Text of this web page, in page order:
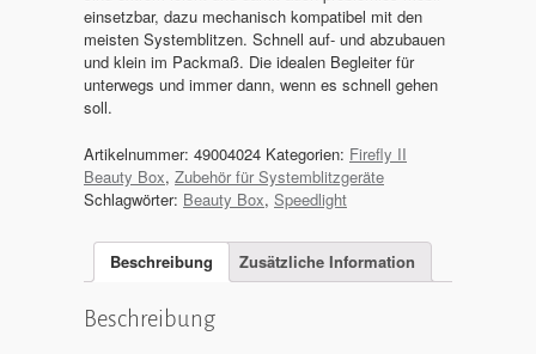
einsetzbar, dazu mechanisch kompatibel mit den
meisten Systemblitzen. Schnell auf- und abzubauen
und klein im Packmaß. Die idealen Begleiter für
unterwegs und immer dann, wenn es schnell gehen
soll.
Artikelnummer: 49004024 Kategorien: Firefly II
Beauty Box, Zubehör für Systemblitzgeräte
Schlagwörter: Beauty Box, Speedlight
Beschreibung Zusätzliche Information
Beschreibung